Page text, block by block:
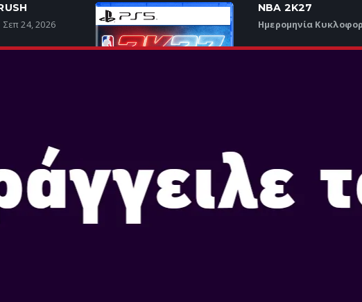
Σεπ 24, 2026
την
NBA 2K27
Ημερομηνία
BALL OVER
ΠΕΡΙΣΣΟΤΕΡΑ
FLAG